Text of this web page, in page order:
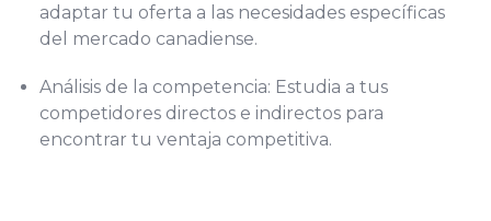
adaptar tu oferta a las necesidades específicas
del mercado canadiense.
Análisis de la competencia: Estudia a tus
competidores directos e indirectos para
encontrar tu ventaja competitiva.